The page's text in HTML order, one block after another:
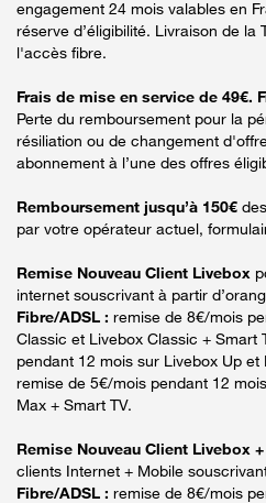
engagement 24 mois valables en
réserve d’éligibilité. Livraison de
l'accès fibre.
Frais de mise en service de 49€.
Perte du remboursement pour la
résiliation ou de changement
abonnement à l’une des offres
Remboursement jusqu’à 150€
par votre opérateur actuel,
Remise Nouveau Client Livebox
internet souscrivant à partir
Fibre/ADSL : remise de 8€/mois
Classic et Livebox Classic + Smart
pendant 12 mois sur Livebox Up et
remise de 5€/mois pendant 12
Max + Smart TV.
Remise Nouveau Client Livebox
clients Internet + Mobile
Fibre/ADSL : remise de 8€/mois